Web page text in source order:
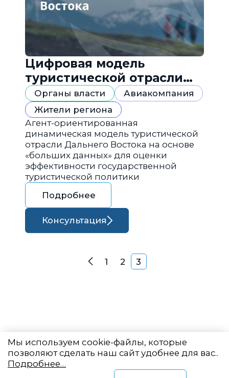
Цифровая модель
туристической отрасли
Дальнего Востока
Органы власти
Авиакомпания
Жители региона
Агент-ориентированная
динамическая модель туристической
отрасли Дальнего Востока на основе
«больших данных» для оценки
эффективности государственной
туристической политики
Подробнее
Консультация
Навигация по
Назад
1 2 3
Мы используем cookie-файлы, которые
позволяют сделать наш сайт удобнее для вас..
Подробнее…